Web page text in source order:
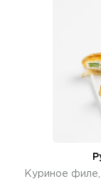
Куриное филе,